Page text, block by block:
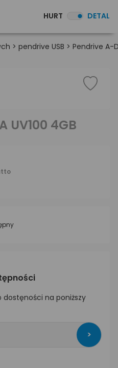
HURT DETAL
> pendrive USB > Pendrive A-
UV100 4GB
na poniższy
>